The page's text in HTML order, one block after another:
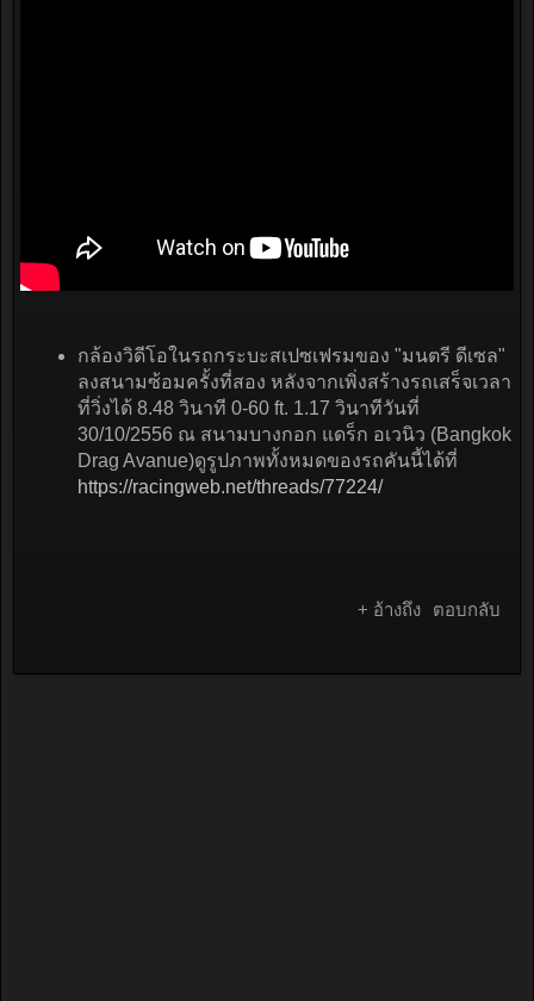
กล้องวิดีโอในรถกระบะสเปซเฟรมของ "มนตรี ดีเซล"
ลงสนามซ้อมครั้งที่สอง หลังจากเพิ่งสร้างรถเสร็จเวลา
ที่วิ่งได้ 8.48 วินาที 0-60 ft. 1.17 วินาทีวันที่
30/10/2556 ณ สนามบางกอก แดร็ก อเวนิว (Bangkok
Drag Avanue)ดูรูปภาพทั้งหมดของรถคันนี้ได้ที่
https://racingweb.net/threads/77224/
+ อ้างถึง ตอบกลับ